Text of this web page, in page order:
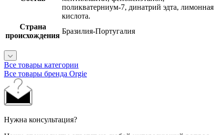
поликватерниум-7, динатрий эдта, лимонная
кислота.
Страна
происхождения
Бразилия-Португалия
Все товары категории
Все товары бренда Orgie
Нужна консультация?